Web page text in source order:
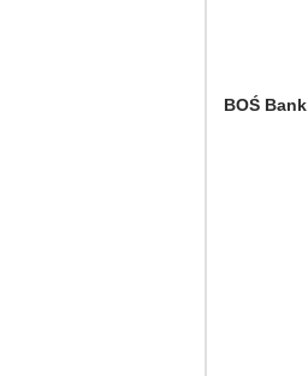
BOŚ Bank